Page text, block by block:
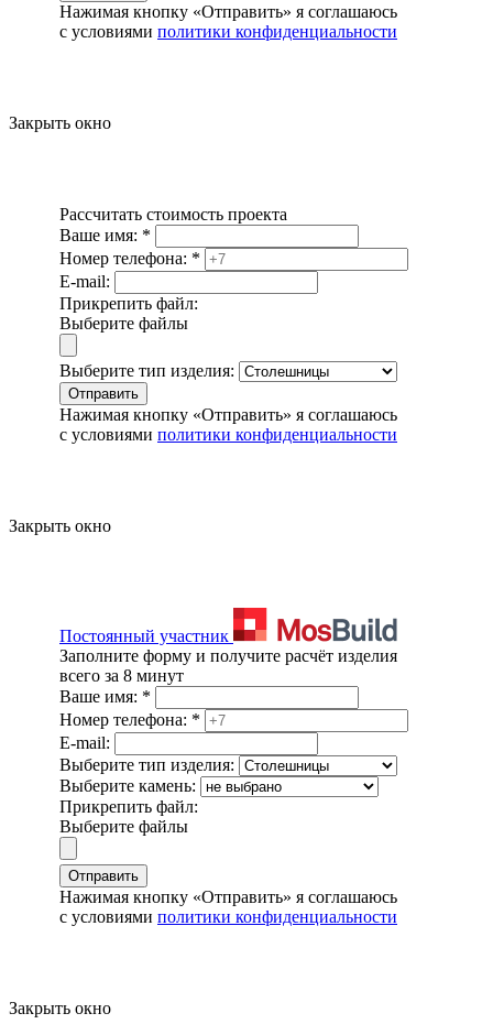
Нажимая кнопку «Отправить» я соглашаюсь
с условиями политики конфиденциальности
Закрыть окно
Рассчитать стоимость проекта
Ваше имя: *
Номер телефона: *
E-mail:
Прикрепить файл:
Выберите файлы
Выберите тип изделия:
Отправить
Нажимая кнопку «Отправить» я соглашаюсь
с условиями политики конфиденциальности
Закрыть окно
Постоянный участник
Заполните форму и получите расчёт изделия
всего за 8 минут
Ваше имя: *
Номер телефона: *
E-mail:
Выберите тип изделия:
Выберите камень:
Прикрепить файл:
Выберите файлы
Отправить
Нажимая кнопку «Отправить» я соглашаюсь
с условиями политики конфиденциальности
Закрыть окно